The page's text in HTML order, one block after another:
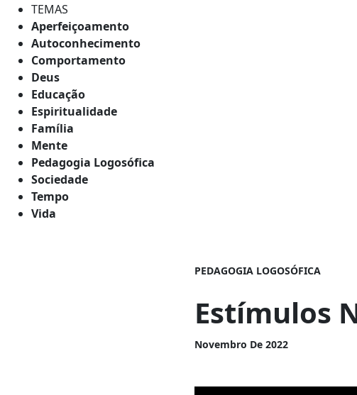
TEMAS
Aperfeiçoamento
Autoconhecimento
Comportamento
Deus
Educação
Espiritualidade
Família
Mente
Pedagogia Logosófica
Sociedade
Tempo
Vida
PEDAGOGIA LOGOSÓFICA
Estímulos
Novembro De 2022